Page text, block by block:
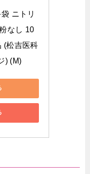
ニトリ
なし 10
(松吉医科
) (M)